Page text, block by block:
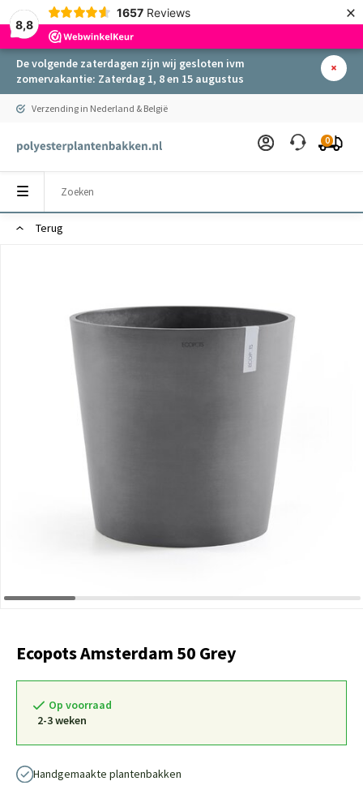
8,8
1657 Reviews ×
De volgende zaterdagen zijn wij gesloten ivm
zomervakantie: Zaterdag 1, 8 en 15 augustus
Verzending in Nederland & België
0
Terug
Ecopots Amsterdam 50 Grey
Op voorraad
2-3 weken
Handgemaakte plantenbakken